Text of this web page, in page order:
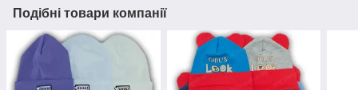
Подібні товари компанії